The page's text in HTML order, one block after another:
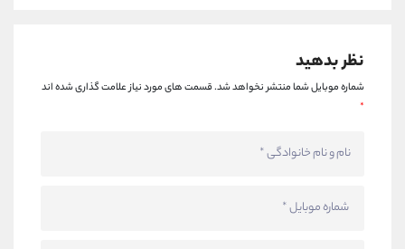
نظر بدهید
شماره موبایل شما منتشر نخواهد شد.قسمت های مورد نیاز علامت گذاری شده اند
*